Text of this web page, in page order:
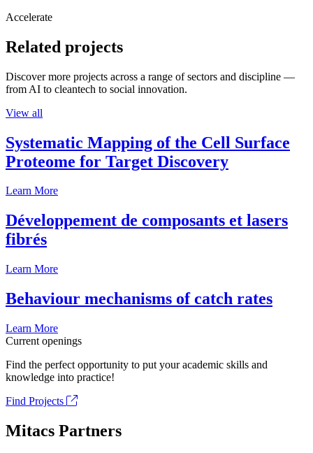
Accelerate
Related projects
Discover more projects across a range of sectors and discipline —
from AI to cleantech to social innovation.
View all
Systematic Mapping of the Cell Surface
Proteome for Target Discovery
Learn More
Développement de composants et lasers
fibrés
Learn More
Behaviour mechanisms of catch rates
Learn More
Current openings
Find the perfect opportunity to put your academic skills and
knowledge into practice!
Find Projects
Mitacs Partners